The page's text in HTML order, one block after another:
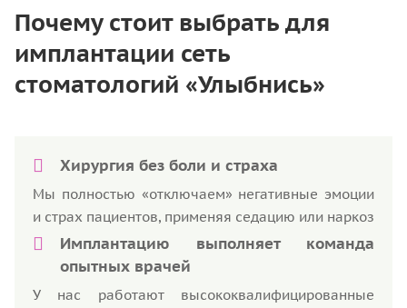
Почему стоит выбрать для
имплантации сеть
стоматологий «Улыбнись»
Хирургия без боли и страха
Мы полностью «отключаем» негативные эмоции
и страх пациентов, применяя седацию или наркоз
Имплантацию выполняет команда
опытных врачей
У нас работают высококвалифицированные